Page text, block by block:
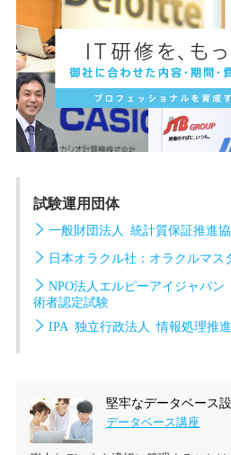
試験運用団体
一般財団法人 統計質保証推進
日本オラクル社：オラクルマス
NPO法人エルピーアイジャパン
術者認定試験
IPA 独立行政法人 情報処理推
堅牢なデータベース
データベース講座